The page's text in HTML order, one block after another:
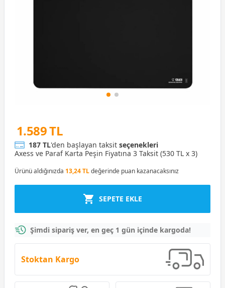
1.589 TL
187 TL'den başlayan taksit seçenekleri
Axess ve Paraf Karta Peşin Fiyatına 3 Taksit (530 TL x 3)
Ürünü aldığınızda 13,24 TLdeğerinde puan kazanacaksınız
SEPETE EKLE
Şimdi sipariş ver, en geç 1 gün içinde kargoda!
Stoktan Kargo